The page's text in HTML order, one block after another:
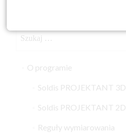
Szukaj:
O programie
Soldis PROJEKTANT 3D
Soldis PROJEKTANT 2D
Reguły wymiarowania